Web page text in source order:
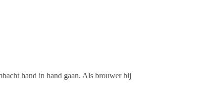
hand in hand gaan. Als brouwer bij